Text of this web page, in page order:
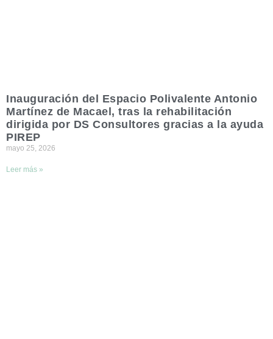
Inauguración del Espacio Polivalente Antonio
Martínez de Macael, tras la rehabilitación
dirigida por DS Consultores gracias a la ayuda
PIREP
mayo 25, 2026
Leer más »